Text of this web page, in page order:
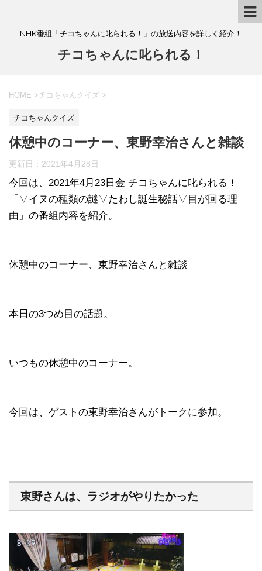
NHK番組「チコちゃんに叱られる！」の放送内容を詳しく紹介！
チコちゃんに叱られる！
HOME >チコちゃんクイズ >
チコちゃんクイズ
休憩中のコーナー、東野幸治さんと雑談
更新日： 2021年4月28日
今回は、2021年4月23日金 チコちゃんに叱られる！
「▽イヌの種類の謎▽たわし誕生秘話▽目が回る理
由」の番組内容を紹介。
休憩中のコーナー、東野幸治さんと雑談
本日の3つめ目の話題。
いつもの休憩中のコーナー。
今回は、ゲストの東野幸治さんがトークに参加。
東野さんは、ラジオがやりたかった